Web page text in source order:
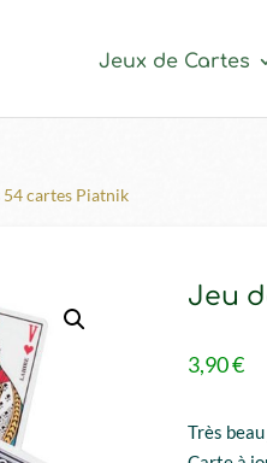
Jeux de Cartes
54 cartes Piatnik
Jeu
3,90€
Très